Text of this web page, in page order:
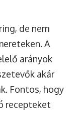
de nem
A
arányok
akár
Fontos, hogy
recepteket